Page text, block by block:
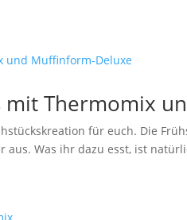
mit Thermomix
für euch. Die
aus. Was ihr dazu esst, ist